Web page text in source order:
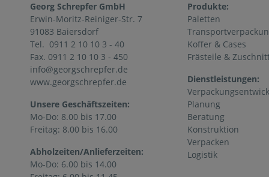
Georg Schrepfer GmbH
Erwin-Moritz-Reiniger-Str. 7
91083 Baiersdorf
Tel. 0911 2 10 10 3 - 40
Fax. 0911 2 10 10 3 - 450
info@georgschrepfer.de
www.georgschrepfer.de
Unsere Geschäftszeiten:
Mo-Do: 8.00 bis 17.00
Freitag: 8.00 bis 16.00
Abholzeiten/Anlieferzeiten:
Mo-Do: 6.00 bis 14.00
Produkte:
Paletten
Koffer & Cases
Frästeile &
Dienstleistungen:
Planung
Beratung
Konstruktion
Verpacken
Logistik